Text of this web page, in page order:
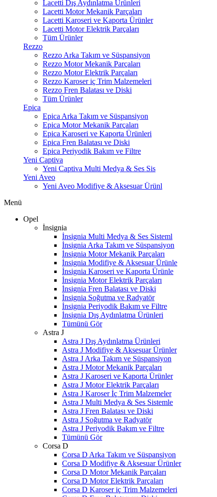
Lacetti Dış Aydınlatma Ürünleri
Lacetti Motor Mekanik Parçaları
Lacetti Karoseri ve Kaporta Ürünler
Lacetti Motor Elektrik Parçaları
Tüm Ürünler
Rezzo
Rezzo Arka Takım ve Süspansiyon
Rezzo Motor Mekanik Parçaları
Rezzo Motor Elektrik Parçaları
Rezzo Karoser iç Trim Malzemeleri
Rezzo Fren Balatası ve Diski
Tüm Ürünler
Epica
Epica Arka Takım ve Süspansiyon
Epica Motor Mekanik Parçaları
Epica Karoseri ve Kaporta Ürünleri
Epica Fren Balatası ve Diski
Epica Periyodik Bakım ve Filtre
Yeni Captiva
Yeni Captiva Multi Medya & Ses Sis
Yeni Aveo
Yeni Aveo Modifiye & Aksesuar Ürünl
Menü
Opel
İnsignia
İnsignia Multi Medya & Ses Sisteml
İnsignia Arka Takım ve Süspansiyon
İnsignia Motor Mekanik Parçaları
İnsignia Modifiye & Aksesuar Ürünle
İnsignia Karoseri ve Kaporta Ürünle
İnsignia Motor Elektrik Parçaları
İnsignia Fren Balatası ve Diski
İnsignia Soğutma ve Radyatör
İnsignia Periyodik Bakım ve Filtre
İnsignia Dış Aydınlatma Ürünleri
Tümünü Gör
Astra J
Astra J Dış Aydınlatma Ürünleri
Astra J Modifiye & Aksesuar Ürünler
Astra J Arka Takım ve Süspansiyon
Astra J Motor Mekanik Parçaları
Astra J Karoseri ve Kaporta Ürünler
Astra J Motor Elektrik Parçaları
Astra J Karoser İç Trim Malzemeler
Astra J Multi Medya & Ses Sistemle
Astra J Fren Balatası ve Diski
Astra J Soğutma ve Radyatör
Astra J Periyodik Bakım ve Filtre
Tümünü Gör
Corsa D
Corsa D Arka Takım ve Süspansiyon
Corsa D Modifiye & Aksesuar Ürünler
Corsa D Motor Mekanik Parçaları
Corsa D Motor Elektrik Parçaları
Corsa D Karoser iç Trim Malzemeleri